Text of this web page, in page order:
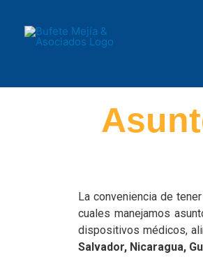
contenido
La conveniencia de
cuales manejamos
dispositivos médicos,
Salvador, Nicaragua,